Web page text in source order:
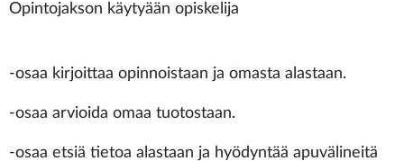
Opintojakson käytyään opiskelija
-osaa kirjoittaa opinnoistaan ja omasta alastaan.
-osaa arvioida omaa tuotostaan.
-osaa etsiä tietoa alastaan ja hyödyntää apuvälineitä